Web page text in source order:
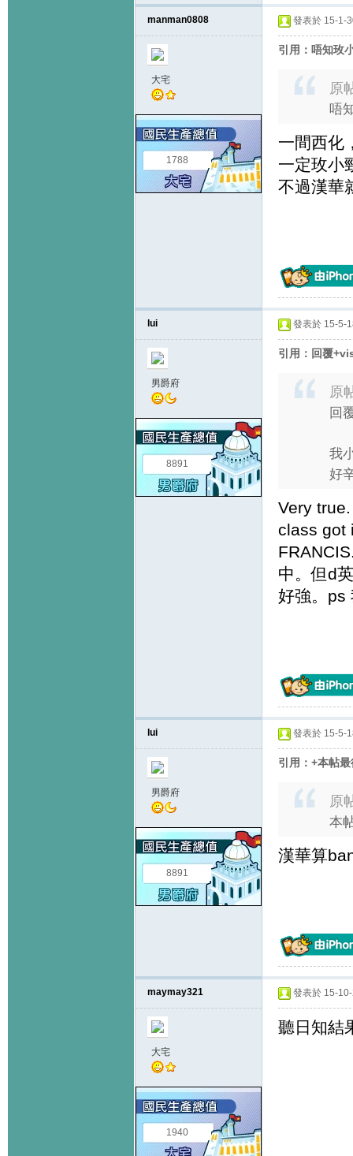
manman0808
大宅
1788
發表於 15-1-
引用：唔知玫
原
唔
一間西化
一定玫小
不過漢華
lui
男爵府
8891
發表於 15-5-
引用：回覆
原
回
我
好
Very
class got
中。但d
好強。ps
lui
男爵府
8891
發表於 15-5-
引用：+本帖
原
本
漢華算
maymay321
大宅
1940
發表於 15-
聽日知結